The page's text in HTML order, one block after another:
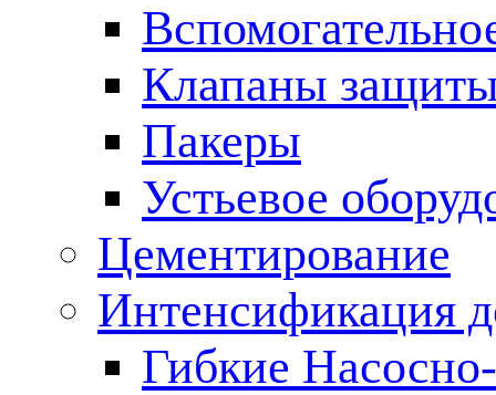
Клапаны
Пакеры
Устьевое
Цементирование
Интенсификация
Гибкие